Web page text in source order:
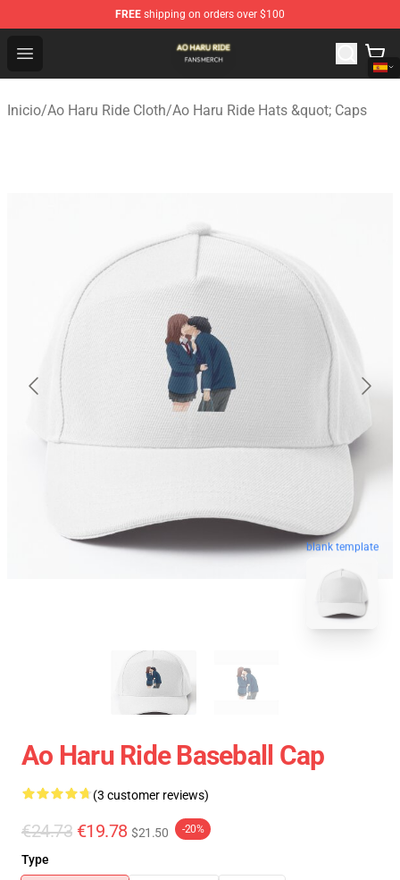
FREE shipping on orders over $100
Open menu
Ao Haru Ride Shop - Official Ao Haru Ride Merchandise
Inicio/Ao Haru Ride Cloth/Ao Haru Ride Hats &quot; Caps
blank template
Ao Haru Ride Baseball Cap
(3 customer reviews)
€24.73 €19.78 $21.50 -20%
Type